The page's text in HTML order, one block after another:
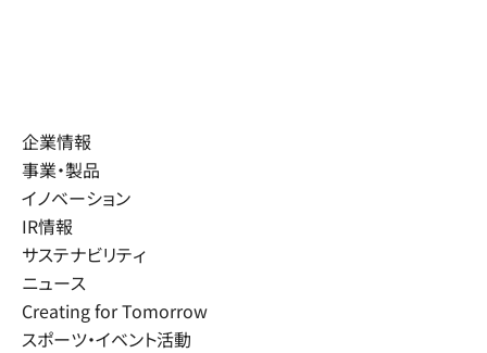
企業情報
事業・製品
イノベーション
IR情報
サステナビリティ
ニュース
Creating for Tomorrow
スポーツ・イベント活動